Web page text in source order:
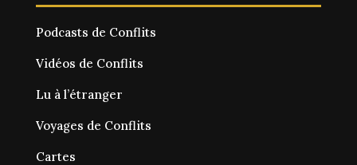
Podcasts de Conflits
Vidéos de Conflits
Lu à l’étranger
Voyages de Conflits
Cartes